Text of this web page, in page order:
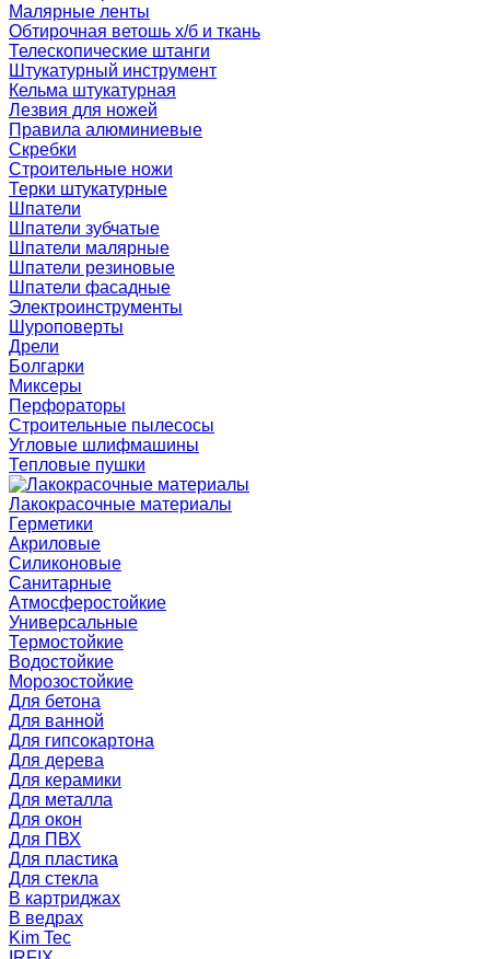
Малярные ленты
Обтирочная ветошь х/б и ткань
Телескопические штанги
Штукатурный инструмент
Кельма штукатурная
Лезвия для ножей
Правила алюминиевые
Скребки
Строительные ножи
Терки штукатурные
Шпатели
Шпатели зубчатые
Шпатели малярные
Шпатели резиновые
Шпатели фасадные
Электроинструменты
Шуроповерты
Дрели
Болгарки
Миксеры
Перфораторы
Строительные пылесосы
Угловые шлифмашины
Тепловые пушки
Лакокрасочные материалы
Герметики
Акриловые
Силиконовые
Санитарные
Атмосферостойкие
Универсальные
Термостойкие
Водостойкие
Морозостойкие
Для бетона
Для ванной
Для гипсокартона
Для дерева
Для керамики
Для металла
Для окон
Для ПВХ
Для пластика
Для стекла
В картриджах
В ведрах
Kim Tec